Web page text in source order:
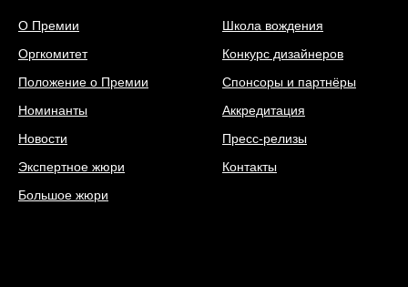
О Премии
Оргкомитет
Положение о Премии
Номинанты
Новости
Экспертное жюри
Большое жюри
Школа вождения
Конкурс дизайнеров
Спонсоры и партнёры
Аккредитация
Пресс-релизы
Контакты